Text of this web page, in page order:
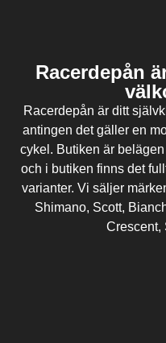
Racerdepån
Racerdepån är ditt
antingen det gäller en
cykel. Butiken är
och i butiken finns det
varianter. Vi säljer
Shimano, Scott,
Crescent,